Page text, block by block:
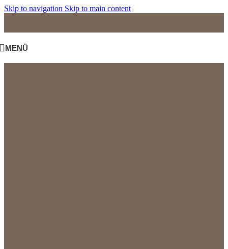
Skip to navigation Skip to main content
MENÜ